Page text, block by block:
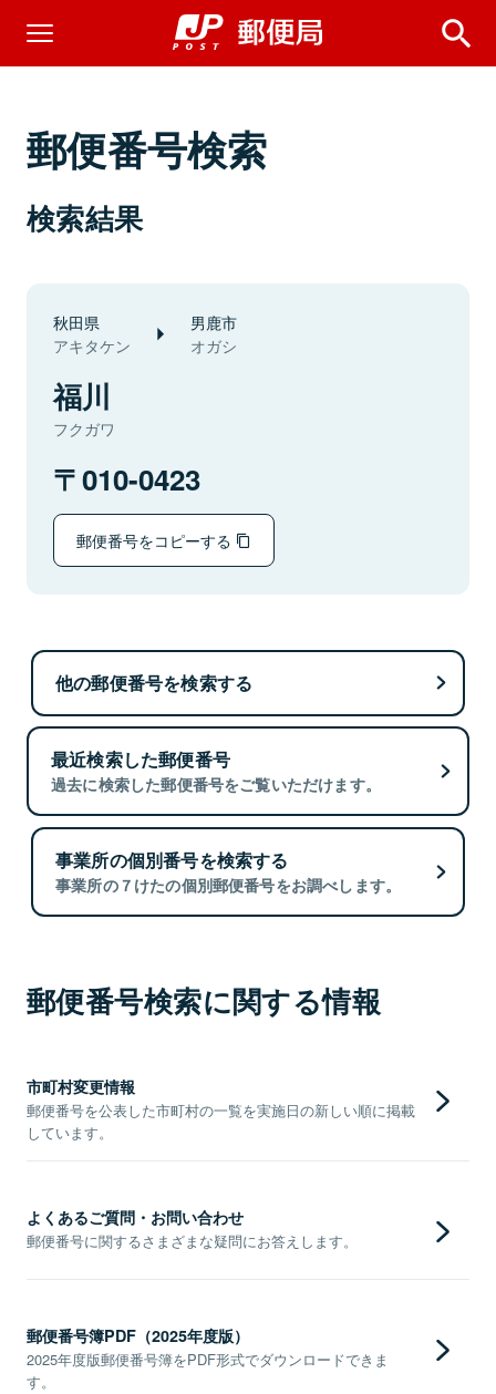
郵便番号検索
検索結果
秋田県
アキタケン
男鹿市
オガシ
福川
フクガワ
010-0423
郵便番号をコピーする
他の郵便番号を検索する
最近検索した郵便番号
過去に検索した郵便番号をご覧いただけます。
事業所の個別番号を検索する
事業所の７けたの個別郵便番号をお調べします。
郵便番号検索に関する情報
市町村変更情報
郵便番号を公表した市町村の一覧を実施日の新しい順に掲載
しています。
よくあるご質問・お問い合わせ
郵便番号に関するさまざまな疑問にお答えします。
郵便番号簿PDF（2025年度版）
2025年度版郵便番号簿をPDF形式でダウンロードできま
す。